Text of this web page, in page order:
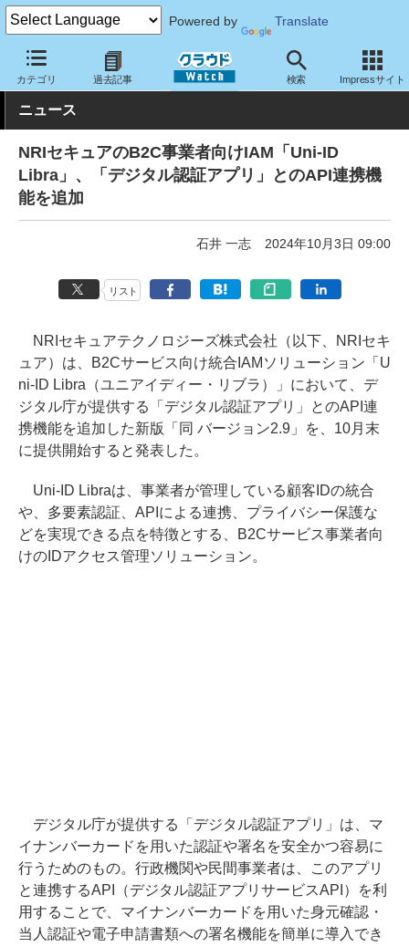
Powered by Translate
カテゴリ 過去記事 検索 Impressサイト
クラウド Watch セキュリティ セキュリティソフト
ニュース
NRIセキュアのB2C事業者向けIAM「Uni-ID
Libra」、「デジタル認証アプリ」とのAPI連携機
能を追加
石井 一志 2024年10月3日 09:00
リスト
NRIセキュアテクノロジーズ株式会社（以下、NRIセキ
ュア）は、B2Cサービス向け統合IAMソリューション「U
ni-ID Libra（ユニアイディー・リブラ）」において、デ
ジタル庁が提供する「デジタル認証アプリ」とのAPI連
携機能を追加した新版「同 バージョン2.9」を、10月末
に提供開始すると発表した。
Uni-ID Libraは、事業者が管理している顧客IDの統合
や、多要素認証、APIによる連携、プライバシー保護な
どを実現できる点を特徴とする、B2Cサービス事業者向
けのIDアクセス管理ソリューション。
デジタル庁が提供する「デジタル認証アプリ」は、マ
イナンバーカードを用いた認証や署名を安全かつ容易に
行うためのもの。行政機関や民間事業者は、このアプリ
と連携するAPI（デジタル認証アプリサービスAPI）を利
用することで、マイナンバーカードを用いた身元確認・
当人認証や電子申請書類への署名機能を簡単に導入でき